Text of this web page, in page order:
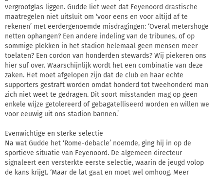
vergrootglas liggen. Gudde liet weet dat Feyenoord drastische
maatregelen niet uitsluit om ‘voor eens en voor altijd af te
rekenen’ met eerdergenoemde misdragingen: ‘Overal metershoge
netten ophangen? Een andere indeling van de tribunes, of op
sommige plekken in het stadion helemaal geen mensen meer
toelaten? Een cordon van honderden stewards? Wij piekeren ons
hier suf over. Waarschijnlijk wordt het een combinatie van deze
zaken. Het moet afgelopen zijn dat de club en haar echte
supporters gestraft worden omdat honderd tot tweehonderd man
zich niet weet te gedragen. Dit soort misstanden mag op geen
enkele wijze getolereerd of gebagatelliseerd worden en willen we
voor eeuwig uit ons stadion bannen.’
Evenwichtige en sterke selectie
Na wat Gudde het ‘Rome-debacle’ noemde, ging hij in op de
sportieve situatie van Feyenoord. De algemeen directeur
signaleert een versterkte eerste selectie, waarin de jeugd volop
de kans krijgt. ‘Maar de lat gaat en moet wel omhoog. Meer